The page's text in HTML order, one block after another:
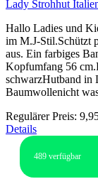
Lady Strohhut
Hallo Ladies und
im M.J-Stil.Schützt
aus. Ein farbiges
Kopfumfang 56
schwarzHutband in
Baumwollenicht
Regulärer Preis:
Details
489 verfügbar